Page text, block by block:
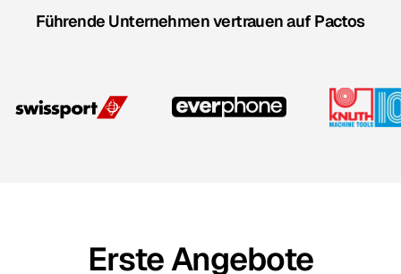
Führende Unternehmen vertrauen auf Pactos
Erste Angebote